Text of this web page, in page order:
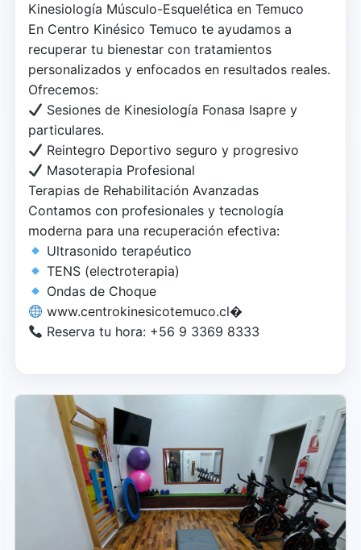
Kinesiología Músculo-Esquelética en Temuco
En Centro Kinésico Temuco te ayudamos a
recuperar tu bienestar con tratamientos
personalizados y enfocados en resultados reales.
Ofrecemos:
Sesiones de Kinesiología Fonasa Isapre y
particulares.
Reintegro Deportivo seguro y progresivo
Masoterapia Profesional
Terapias de Rehabilitación Avanzadas
Contamos con profesionales y tecnología
moderna para una recuperación efectiva:
Ultrasonido terapéutico
TENS (electroterapia)
Ondas de Choque
www.centrokinesicotemuco.cl⁠�
Reserva tu hora: +56 9 3369 8333